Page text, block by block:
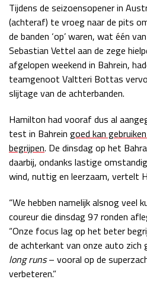
Race
Kwalificatie
Race
GP QATAR 2026
Kwalificatie
Race
GP ABU DHABI 2026
Kwalificatie
Race
Tijdens de seizoensopener in
(achteraf) te vroeg naar de pits
de banden ‘op’ waren, wat één
Sebastian Vettel aan de zege
afgelopen weekend in Bahrein,
teamgenoot Valtteri Bottas
slijtage van de achterbanden.
Hamilton had vooraf dus al
test in Bahrein goed kan
begrijpen. De dinsdag op het
daarbij, ondanks lastige
wind, nuttig en leerzaam, vertelt
“We hebben namelijk alsnog veel
coureur die dinsdag 97 ronden
“Onze focus lag op het beter
de achterkant van onze auto
long runs– vooral op de
verbeteren.”